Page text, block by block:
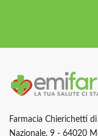
Farmacia Chierichetti
Nazionale, 9 - 64020